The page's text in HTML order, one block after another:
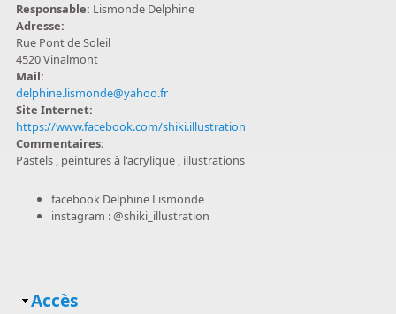
Responsable: Lismonde Delphine
Adresse:
Rue Pont de Soleil
4520 Vinalmont
Mail:
delphine.lismonde@yahoo.fr
Site Internet:
https://www.facebook.com/shiki.illustration
Commentaires:
Pastels , peintures à l'acrylique , illustrations
facebook Delphine Lismonde
instagram : @shiki_illustration
Masquer
Accès